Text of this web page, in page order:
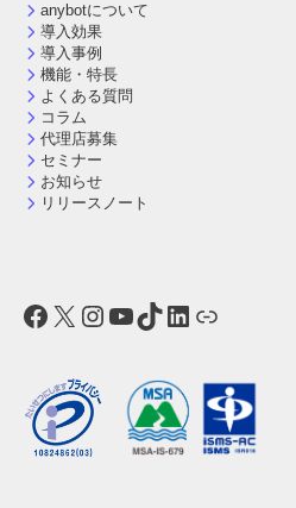
anybotについて
導入効果
導入事例
機能・特長
よくある質問
コラム
代理店募集
セミナー
お知らせ
リリースノート
Facebook
X Instagram
YouTube
TikTok
LinkedIn
リンク